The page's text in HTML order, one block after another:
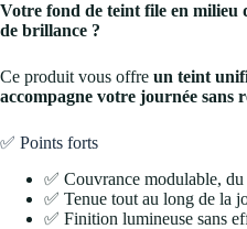
Votre fond de teint file en milieu
de brillance ?
Ce produit vous offre un teint
accompagne votre journée sans
✅ Points forts
✅ Couvrance modulable,
✅ Tenue tout au long de la
✅ Finition lumineuse sans